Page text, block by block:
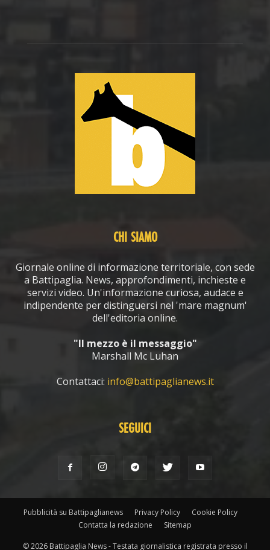
CHI SIAMO
Giornale online di informazione territoriale, con sede
a Battipaglia. News, approfondimenti, inchieste e
servizi video. Un'informazione curiosa, audace e
indipendente per distinguersi nel 'mare magnum'
dell'editoria online.
"Il mezzo è il messaggio"
Marshall Mc Luhan
Contattaci: info@battipaglianews.it
SEGUICI
Pubblicità su Battipaglianews Privacy Policy
Cookie Policy
Contatta la redazione
Sitemap
© 2026 Battipaglia News - Testata giornalistica registrata presso il